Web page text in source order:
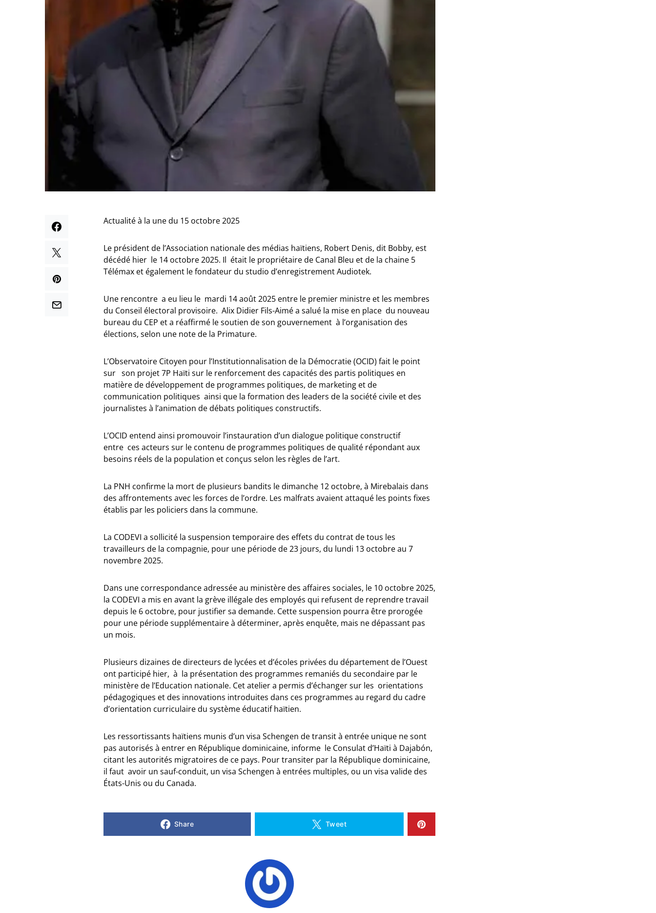
Actualité à la une du 15 octobre 2025
Le président de l’Association nationale des médias haïtiens, Robert Denis, dit Bobby, est
décédé hier le 14 octobre 2025. Il était le propriétaire de Canal Bleu et de la chaine 5
Télémax et également le fondateur du studio d’enregistrement Audiotek.
Une rencontre a eu lieu le mardi 14 août 2025 entre le premier ministre et les membres
du Conseil électoral provisoire. Alix Didier Fils-Aimé a salué la mise en place du nouveau
bureau du CEP et a réaffirmé le soutien de son gouvernement à l’organisation des
élections, selon une note de la Primature.
L’Observatoire Citoyen pour l’Institutionnalisation de la Démocratie (OCID) fait le point
sur son projet 7P Haïti sur le renforcement des capacités des partis politiques en
matière de développement de programmes politiques, de marketing et de
communication politiques ainsi que la formation des leaders de la société civile et des
journalistes à l’animation de débats politiques constructifs.
L’OCID entend ainsi promouvoir l’instauration d’un dialogue politique constructif
entre ces acteurs sur le contenu de programmes politiques de qualité répondant aux
besoins réels de la population et conçus selon les règles de l’art.
La PNH confirme la mort de plusieurs bandits le dimanche 12 octobre, à Mirebalais dans
des affrontements avec les forces de l’ordre. Les malfrats avaient attaqué les points fixes
établis par les policiers dans la commune.
La CODEVI a sollicité la suspension temporaire des effets du contrat de tous les
travailleurs de la compagnie, pour une période de 23 jours, du lundi 13 octobre au 7
novembre 2025.
Dans une correspondance adressée au ministère des affaires sociales, le 10 octobre 2025,
la CODEVI a mis en avant la grève illégale des employés qui refusent de reprendre travail
depuis le 6 octobre, pour justifier sa demande. Cette suspension pourra être prorogée
pour une période supplémentaire à déterminer, après enquête, mais ne dépassant pas
un mois.
Plusieurs dizaines de directeurs de lycées et d’écoles privées du département de l’Ouest
ont participé hier, à la présentation des programmes remaniés du secondaire par le
ministère de l’Education nationale. Cet atelier a permis d’échanger sur les orientations
pédagogiques et des innovations introduites dans ces programmes au regard du cadre
d’orientation curriculaire du système éducatif haïtien.
Les ressortissants haïtiens munis d’un visa Schengen de transit à entrée unique ne sont
pas autorisés à entrer en République dominicaine, informe le Consulat d’Haïti à Dajabón,
citant les autorités migratoires de ce pays. Pour transiter par la République dominicaine,
il faut avoir un sauf-conduit, un visa Schengen à entrées multiples, ou un visa valide des
États-Unis ou du Canada.
Share Tweet